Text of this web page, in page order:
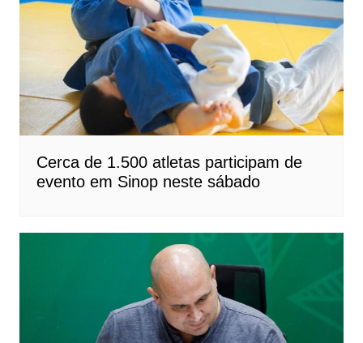
Cerca de 1.500 atletas participam de
evento em Sinop neste sábado